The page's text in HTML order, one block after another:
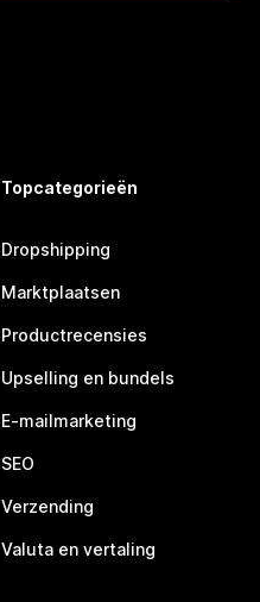
Topcategorieën
Dropshipping
Marktplaatsen
Productrecensies
Upselling en bundels
E-mailmarketing
SEO
Verzending
Valuta en vertaling